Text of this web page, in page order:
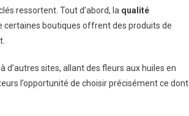
ressortent. Tout d’abord, la qualité
certaines boutiques offrent des produits de
d’autres sites, allant des fleurs aux huiles en
l’opportunité de choisir précisément ce dont